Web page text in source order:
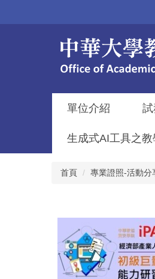
單位介紹
生成式AI工具之
首頁 專業證照-活動分